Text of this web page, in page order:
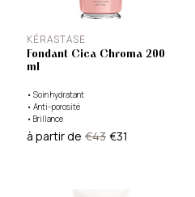
KÉRASTASE
Fondant Cica Chroma 200
ml
• Soin hydratant
• Anti-porosité
• Brillance
à partir de €43 €31